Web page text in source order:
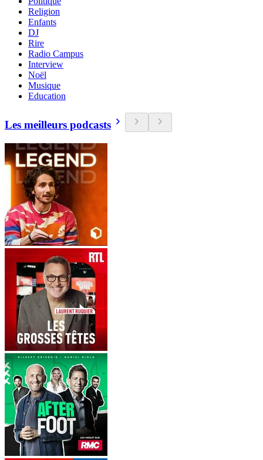
Religion
Enfants
DJ
Rire
Radio Campus
Interview
Noël
Musique
Education
Les meilleurs podcasts